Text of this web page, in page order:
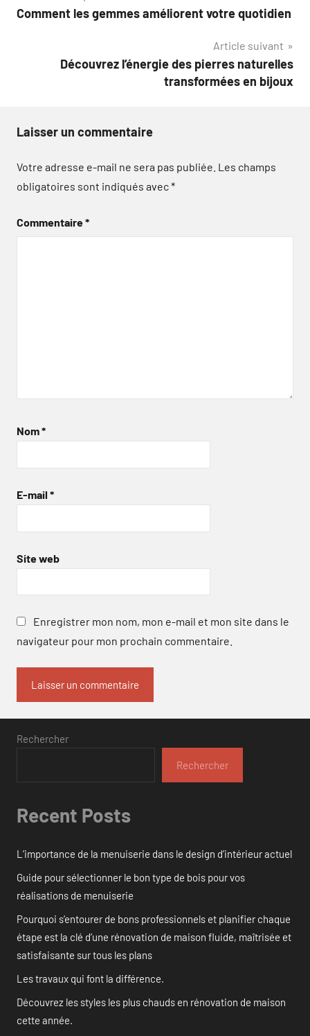
de
Comment les gemmes améliorent votre quotidien
Article suivant
Découvrez l’énergie des pierres naturelles
transformées en bijoux
Laisser un commentaire
Votre adresse e-mail ne sera pas publiée. Les champs
obligatoires sont indiqués avec*
Commentaire*
Nom*
E-mail *
Site web
Enregistrer mon nom, mon e-mail et mon site dans le
navigateur pour mon prochain commentaire.
Rechercher
Rechercher
Recent Posts
L’importance de la menuiserie dans le design d’intérieur actuel
Guide pour sélectionner le bon type de bois pour vos
réalisations de menuiserie
Pourquoi s’entourer de bons professionnels et planifier chaque
étape est la clé d’une rénovation de maison fluide, maîtrisée et
satisfaisante sur tous les plans
Les travaux qui font la différence.
Découvrez les styles les plus chauds en rénovation de maison
cette année.